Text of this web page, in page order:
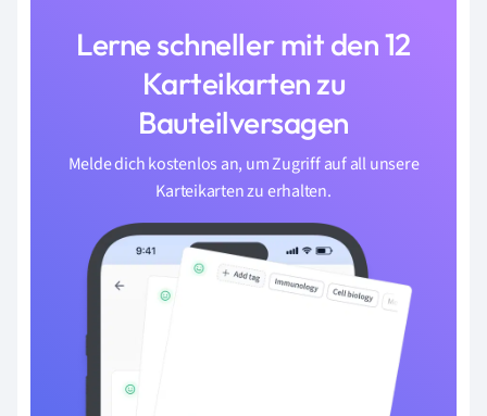
Lerne schneller mit den 12
Karteikarten zu
Bauteilversagen
Melde dich kostenlos an, um Zugriff auf all unsere
Karteikarten zu erhalten.